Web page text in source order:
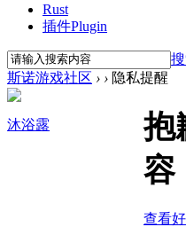
Rust
插件Plugin
斯诺游戏社区 › › 隐私提醒
沐浴露
抱
容
查看